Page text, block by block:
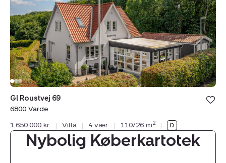
6800
Varde
Gl Roustvej 69
6800 Varde
1.650.000 kr.
| Villa | 4 vær. | 110/26 m2 |
Nybolig Køberkartotek